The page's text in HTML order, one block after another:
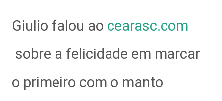
Giulio falou ao cearasc.com
sobre a felicidade em marcar
o primeiro com o manto